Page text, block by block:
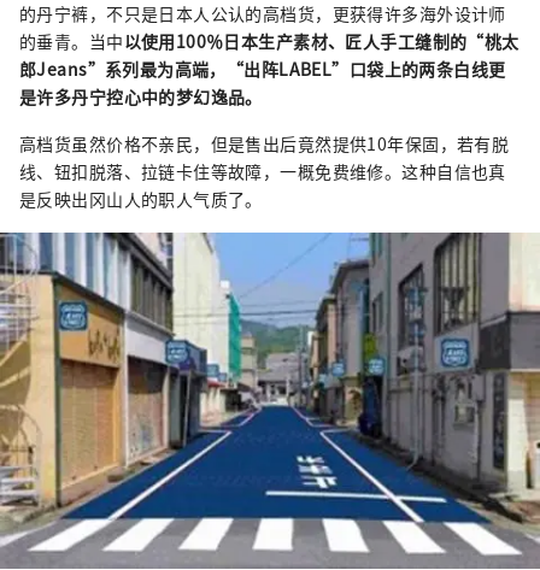
的丹宁裤，不只是日本人公认的高档货，更获得许多海外设计师
的垂青。当中以使用100％日本生产素材、匠人手工缝制的“桃太
郎Jeans”系列最为高端，“出阵LABEL”口袋上的两条白线更
是许多丹宁控心中的梦幻逸品。
高档货虽然价格不亲民，但是售出后竟然提供10年保固，若有脱
线、钮扣脱落、拉链卡住等故障，一概免费维修。这种自信也真
是反映出冈山人的职人气质了。